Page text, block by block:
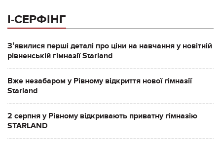
І-СЕРФІНГ
Зʼявилися перші деталі про ціни на навчання у новітній
рівненській гімназії Starland
Вже незабаром у Рівному відкриття нової гімназії
Starland
2 серпня у Рівному відкривають приватну гімназію
STARLAND